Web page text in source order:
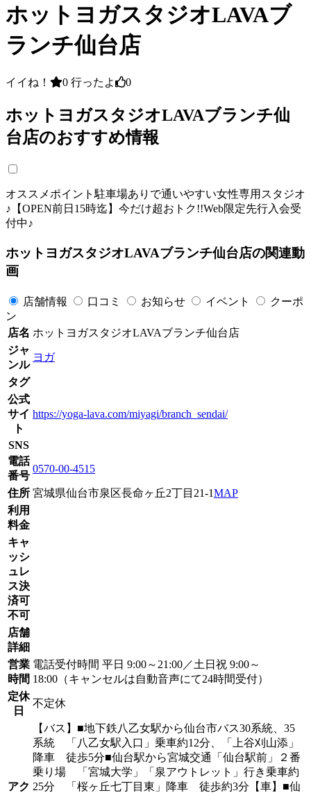
ホットヨガスタジオLAVAブ
ランチ仙台店
イイね！ 0 行ったよ 0
ホットヨガスタジオLAVAブランチ仙
台店のおすすめ情報
オススメポイント駐車場ありで通いやすい女性専用スタジオ
♪【OPEN前日15時迄】今だけ超おトク!!Web限定先行入会受
付中♪
ホットヨガスタジオLAVAブランチ仙台店の関連動
画
店舗情報 口コミ お知らせ イベント
クーポ
ン
店名 ホットヨガスタジオLAVAブランチ仙台店
ジャ
ンル
ヨガ
タグ
公式
サイ
ト
https://yoga-lava.com/miyagi/branch_sendai/
SNS
電話
番号
0570-00-4515
住所 宮城県仙台市泉区長命ヶ丘2丁目21-1MAP
利用
料金
キャ
ッシ
ュレ
ス決
済可
不可
店舗
詳細
営業
時間
電話受付時間 平日 9:00～21:00／土日祝 9:00～
18:00（キャンセルは自動音声にて24時間受付）
定休
日
不定休
アク
【バス】■地下鉄八乙女駅から仙台市バス30系統、35
系統 「八乙女駅入口」乗車約12分、「上谷刈山添」
降車 徒歩5分■仙台駅から宮城交通「仙台駅前」２番
乗り場 「宮城大学」「泉アウトレット」行き乗車約
25分 「桜ヶ丘七丁目東」降車 徒歩約3分【車】■仙